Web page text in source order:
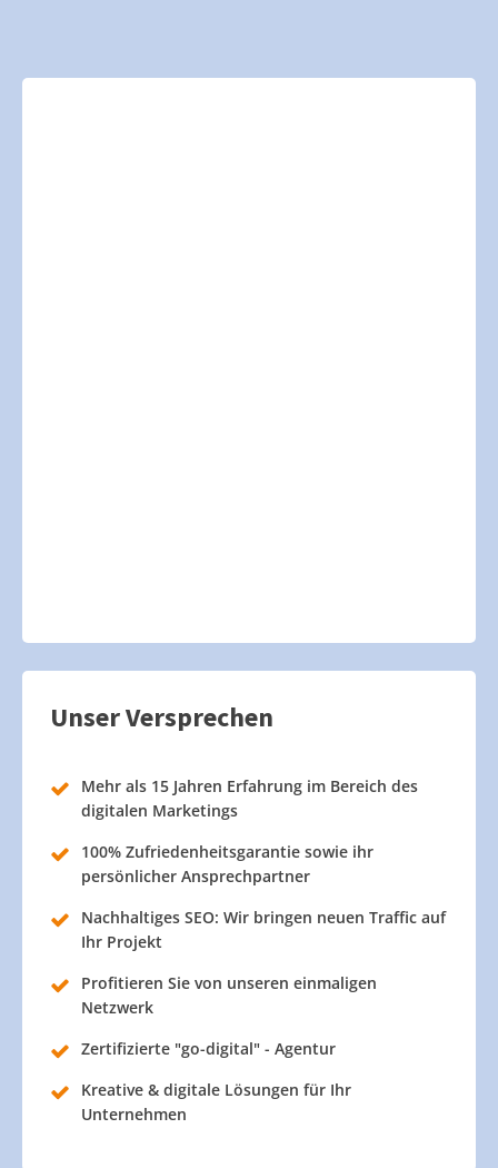
Unser Versprechen
Mehr als 15 Jahren Erfahrung im Bereich des
digitalen Marketings
100% Zufriedenheitsgarantie sowie ihr
persönlicher Ansprechpartner
Nachhaltiges SEO: Wir bringen neuen Traffic auf
Ihr Projekt
Profitieren Sie von unseren einmaligen
Netzwerk
Zertifizierte "go-digital" - Agentur
Kreative & digitale Lösungen für Ihr
Unternehmen